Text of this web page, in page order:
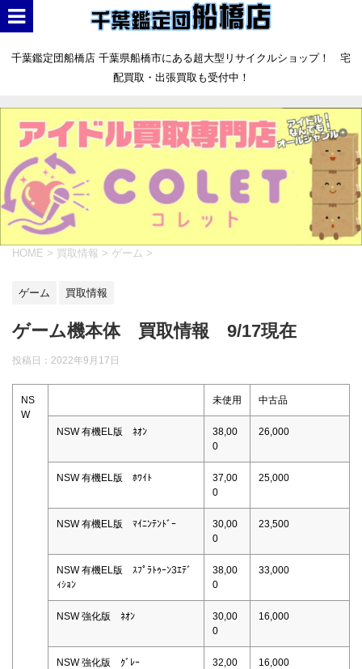
千葉鑑定団船橋店 千葉県船橋市にある超大型リサイクルショップ！ 宅
配買取・出張買取も受付中！
HOME > 買取情報 > ゲーム >
ゲーム 買取情報
ゲーム機本体 買取情報 9/17現在
投稿日： 2022年9月17日
NS
W
未使用 中古品
NSW 有機EL版 ﾈｵﾝ
38,00
0
26,000
NSW 有機EL版 ﾎﾜｲﾄ
37,00
0
25,000
NSW 有機EL版 ﾏｲﾆﾝﾃﾝﾄﾞｰ
30,00
0
23,500
NSW 有機EL版 ｽﾌﾟﾗﾄｩｰﾝ3ｴﾃﾞ
ｨｼｮﾝ
38,00
0
33,000
NSW 強化版 ﾈｵﾝ
30,00
0
16,000
NSW 強化版 ｸﾞﾚｰ
32,00
16,000